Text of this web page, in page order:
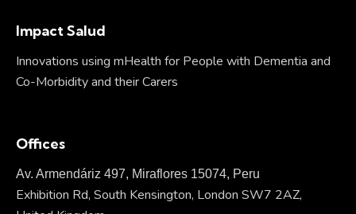
Impact Salud
Innovations using mHealth for People with Dementia and
Co-Morbidity and their Carers
Offices
Av. Armendáriz 497, Miraflores 15074, Peru
Exhibition Rd, South Kensington, London SW7 2AZ,